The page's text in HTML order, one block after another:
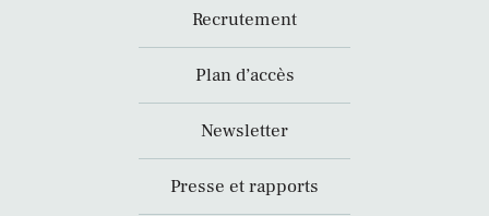
Recrutement
Plan d’accès
Newsletter
Presse et rapports